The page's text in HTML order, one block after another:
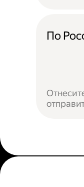
По